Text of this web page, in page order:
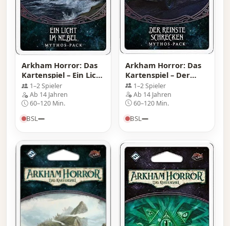
Arkham Horror: Das
Kartenspiel – Ein Licht
im Nebel: Mythos-
Pack
1–2 Spieler
Ab 14 Jahren
60–120 Min.
BSL—
Arkham Horror: Das
Kartenspiel – Der
reinste Schrecken:
Mythos-Pack
1–2 Spieler
Ab 14 Jahren
60–120 Min.
BSL—